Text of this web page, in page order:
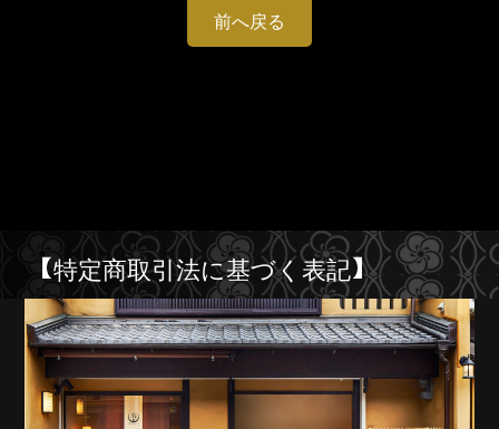
前へ戻る
【特定商取引法に基づく表記】